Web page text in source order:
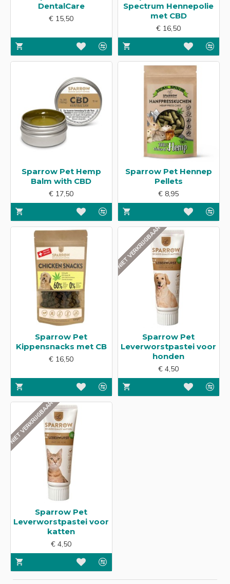
DentalCare
€ 15,50
Spectrum Hennepolie
met CBD
€ 16,50
Sparrow Pet Hemp
Balm with CBD
€ 17,50
Sparrow Pet Hennep
Pellets
€ 8,95
Sparrow Pet
Kippensnacks met CB
€ 16,50
NIET VERKRIJGBAAR
Sparrow Pet
Leverworstpastei voor
honden
€ 4,50
NIET VERKRIJGBAAR
Sparrow Pet
Leverworstpastei voor
katten
€ 4,50